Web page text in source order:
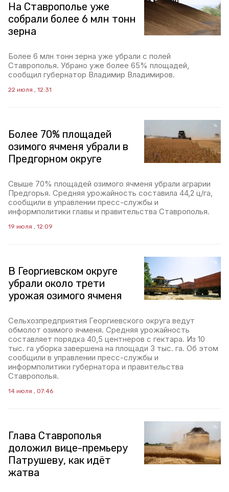
На Ставрополье уже
собрали более 6 млн тонн
зерна
Более 6 млн тонн зерна уже убрали с полей
Ставрополья. Убрано уже более 65% площадей,
сообщил губернатор Владимир Владимиров.
22 июля , 12:31
Более 70% площадей
озимого ячменя убрали в
Предгорном округе
Свыше 70% площадей озимого ячменя убрали аграрии
Предгорья. Средняя урожайность составила 44,2 ц/га,
сообщили в управлении пресс-службы и
информполитики главы и правительства Ставрополья.
19 июля , 12:09
В Георгиевском округе
убрали около трети
урожая озимого ячменя
Сельхозпредприятия Георгиевского округа ведут
обмолот озимого ячменя. Средняя урожайность
составляет порядка 40,5 центнеров с гектара. Из 10
тыс. га уборка завершена на площади 3 тыс. га. Об этом
сообщили в управлении пресс-службы и
информполитики губернатора и правительства
Ставрополья.
14 июля , 07:46
Глава Ставрополья
доложил вице-премьеру
Патрушеву, как идёт
жатва